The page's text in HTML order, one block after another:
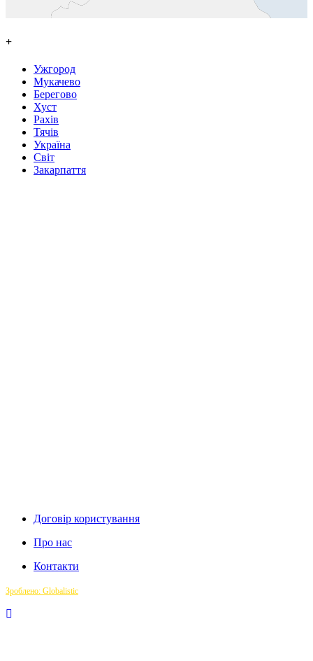
+
Ужгород
Мукачево
Берегово
Хуст
Рахів
Тячів
Україна
Світ
Закарпаття
Договір користування
Про нас
Контакти
Зроблено: Globalistic